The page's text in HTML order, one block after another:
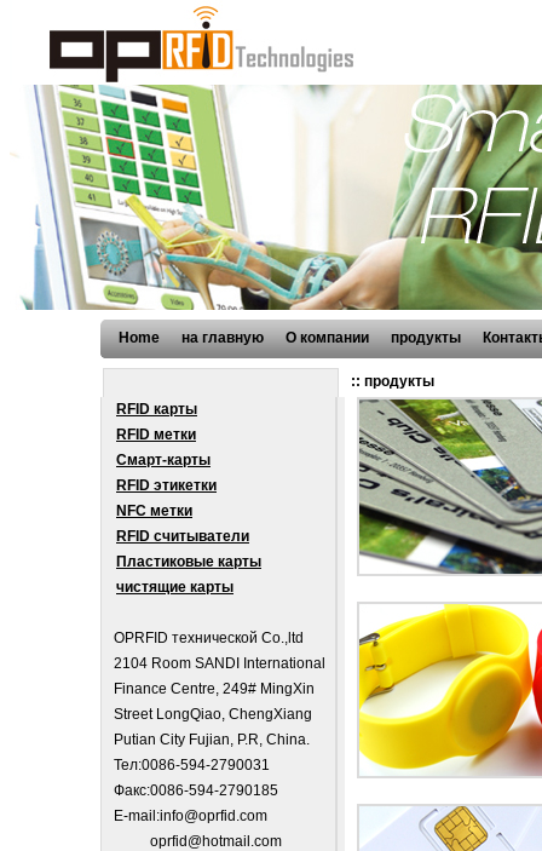
Home на главную О компании продукты
:: продукты
RFID карты
RFID метки
Смарт-карты
RFID этикетки
NFC метки
RFID считыватели
Пластиковые карты
чистящие карты
OPRFID технической Co.,ltd
2104 Room SANDI International
Finance Centre, 249# MingXin
Street LongQiao, ChengXiang
Putian City Fujian, P.R, China.
Тел:0086-594-2790031
Факс:0086-594-2790185
E-mail:info@oprfid.com
oprfid@hotmail.com